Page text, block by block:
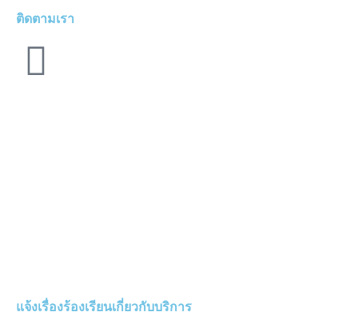
ติดตามเรา
แจ้งเรื่องร้องเรียนเกี่ยวกับบริการ